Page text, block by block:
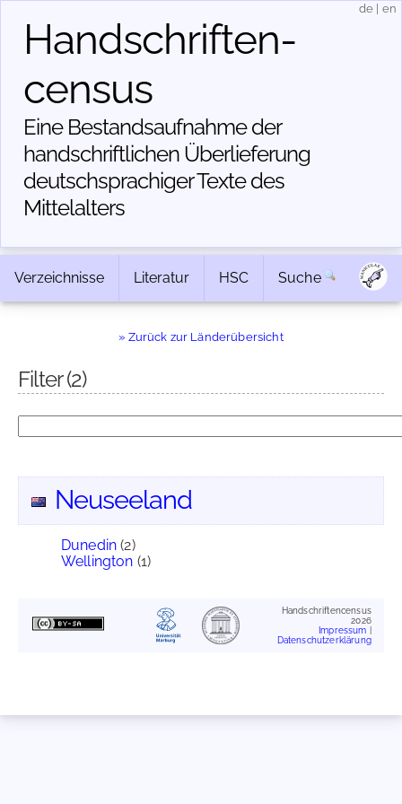
Handschriften­
census
Eine Bestandsaufnahme der
handschriftlichen Über­lieferung
deutschsprachiger Texte des
Mittelalters
de en
Verzeichnisse Literatur HSC Suche
» Zurück zur Länderübersicht
Filter(2)
Neuseeland
Dunedin (2)
Wellington (1)
Handschriftencensus
2026
Impressum
Datenschutzerklärung